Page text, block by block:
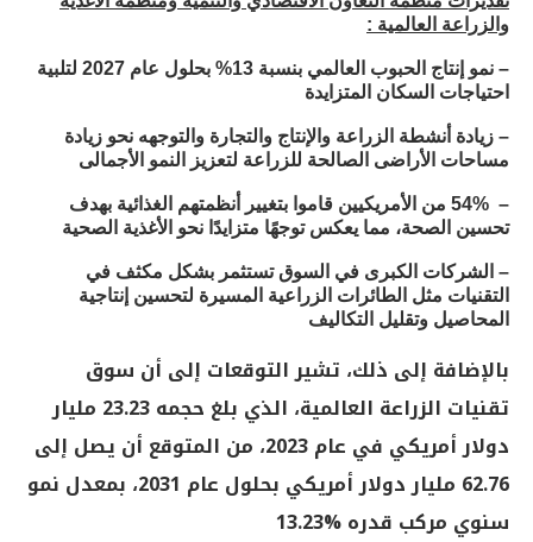
والزراعة العالمية :
– نمو إنتاج الحبوب العالمي بنسبة 13% بحلول عام 2027 لتلبية
احتياجات السكان المتزايدة
– زيادة أنشطة الزراعة والإنتاج والتجارة والتوجهه نحو زيادة
مساحات الأراضى الصالحة للزراعة لتعزيز النمو الأجمالى
–
54% من الأمريكيين قاموا بتغيير أنظمتهم الغذائية بهدف
تحسين الصحة، مما يعكس توجهًا متزايدًا نحو الأغذية الصحية
– الشركات الكبرى في السوق تستثمر بشكل مكثف في
التقنيات مثل الطائرات الزراعية المسيرة لتحسين إنتاجية
المحاصيل وتقليل التكاليف
بالإضافة إلى ذلك، تشير التوقعات إلى أن سوق
تقنيات الزراعة العالمية، الذي بلغ حجمه 23.23 مليار
دولار أمريكي في عام 2023، من المتوقع أن يصل إلى
62.76 مليار دولار أمريكي بحلول عام 2031، بمعدل نمو
سنوي مركب قدره %13.23